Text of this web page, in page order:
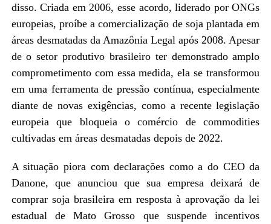
disso. Criada em 2006, esse acordo, liderado por ONGs
europeias, proíbe a comercialização de soja plantada em
áreas desmatadas da Amazônia Legal após 2008. Apesar
de o setor produtivo brasileiro ter demonstrado amplo
comprometimento com essa medida, ela se transformou
em uma ferramenta de pressão contínua, especialmente
diante de novas exigências, como a recente legislação
europeia que bloqueia o comércio de commodities
cultivadas em áreas desmatadas depois de 2022.
A situação piora com declarações como a do CEO da
Danone, que anunciou que sua empresa deixará de
comprar soja brasileira em resposta à aprovação da lei
estadual de Mato Grosso que suspende incentivos